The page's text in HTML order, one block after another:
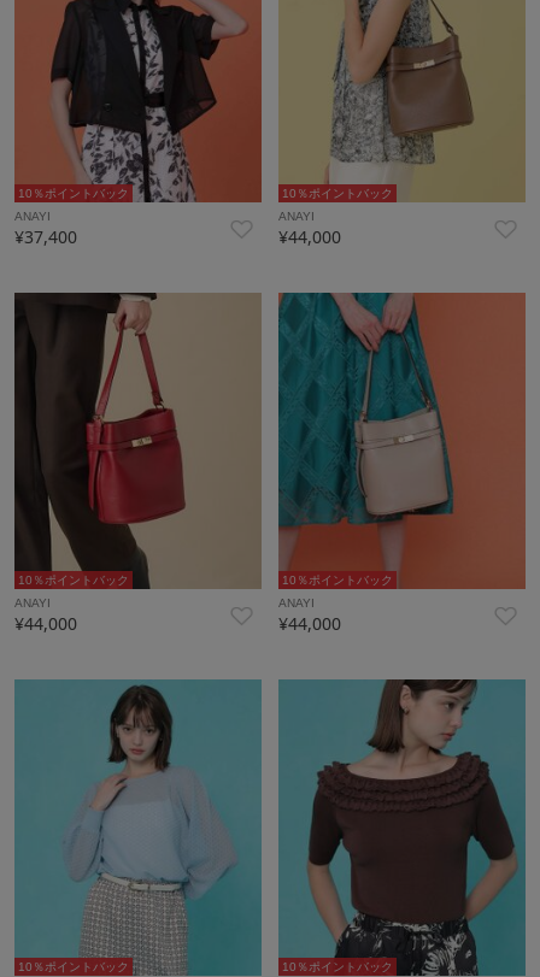
10％ポイントバック
ANAYI
¥37,400
10％ポイントバック
ANAYI
¥44,000
10％ポイントバック
ANAYI
¥44,000
10％ポイントバック
ANAYI
¥44,000
10％ポイントバック
10％ポイントバック